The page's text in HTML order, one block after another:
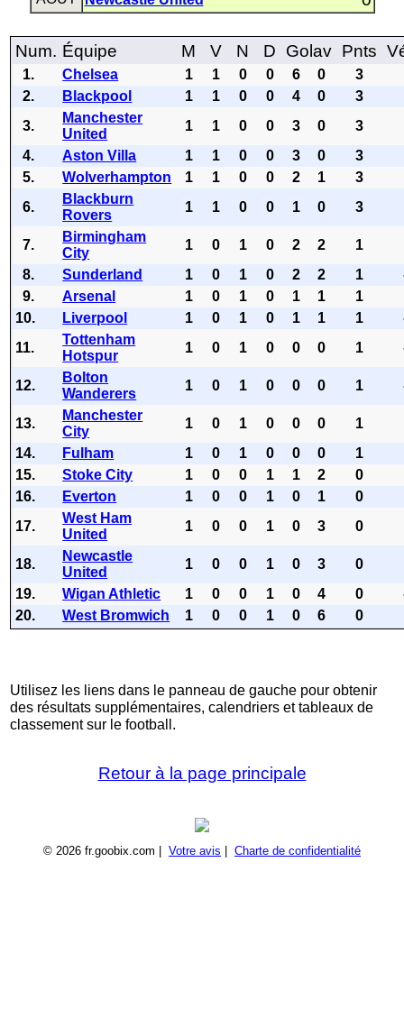
Num. Équipe M V N D Golav Pnts
1. Chelsea 1 1 0 0 6 0
3
2.
Blackpool 1 1 0 0 4 0
3
3.
Manchester
United
1 1 0 0 3 0
3
4.
Aston Villa 1 1 0 0 3 0
3
5.
Wolverhampton 1 1 0 0 2 1
3
6.
Blackburn
Rovers
1 1 0 0 1 0 3
7.
Birmingham
City
1 0 1 0 2 2
1
8.
Sunderland 1 0 1 0 2 2 1
9.
Arsenal 1 0 1 0 1 1
1
10.
Liverpool 1 0 1 0 1 1 1
11.
Tottenham
Hotspur
1 0 1 0 0 0 1
12.
Bolton
Wanderers
1 0 1 0 0 0 1
13.
Manchester
City
1 0 1 0 0 0
1
14.
Fulham 1 0 1 0 0 0
1
15.
Stoke City 1 0 0 1 1 2
0
16.
Everton 1 0 0 1 0 1
0
17.
West Ham
United
1 0 0 1 0 3 0
18.
Newcastle
United
1 0 0 1 0 3
0
19.
Wigan Athletic 1 0 0 1 0 4 0
20.
West Bromwich 1 0 0 1 0 6 0
Utilisez les liens dans le panneau de gauche pour obtenir
des résultats supplémentaires, calendriers et tableaux de
classement sur le football.
Retour à la page principale
© 2026 fr.goobix.com | Votre avis Charte de confidentialité